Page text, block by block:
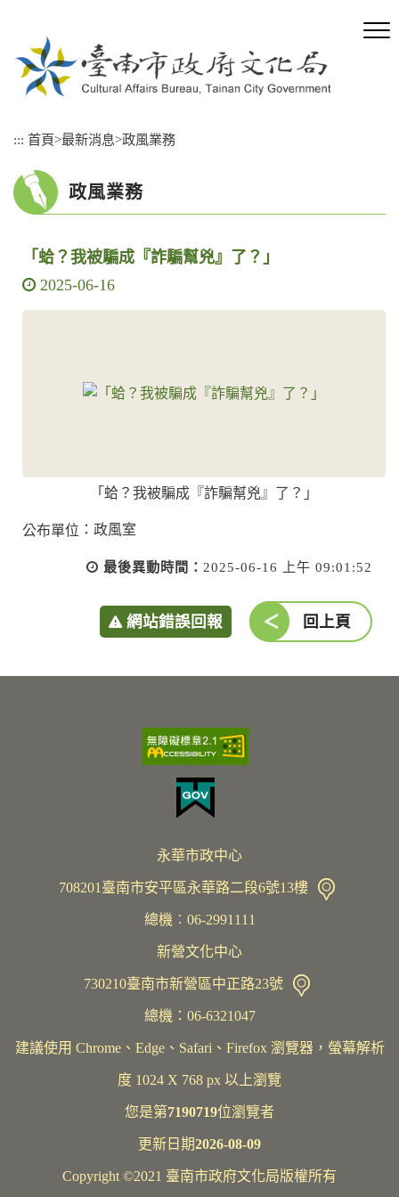
::: 首頁>最新消息>政風業務
政風業務
「蛤？我被騙成『詐騙幫兇』了？」
2025-06-16
「蛤？我被騙成『詐騙幫兇』了？」
公布單位 ：政風室
最後異動時間： 2025-06-16 上午 09:01:52
網站錯誤回報 回上頁
永華市政中心
708201臺南市安平區永華路二段6號13樓
總機︰06-2991111
新營文化中心
730210臺南市新營區中正路23號
總機：06-6321047
建議使用 Chrome、Edge、Safari、Firefox 瀏覽器，螢幕解析
度 1024 X 768 px 以上瀏覽
您是第7190719位瀏覽者
更新日期2026-08-09
Copyright ©2021 臺南市政府文化局版權所有